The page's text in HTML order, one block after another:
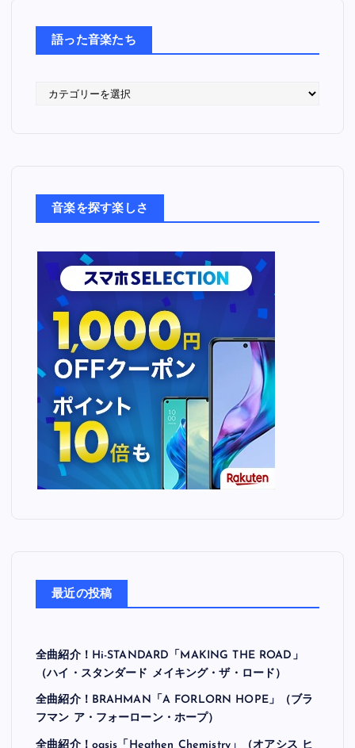
語った音楽たち
音楽を探す楽しさ
最近の投稿
全曲紹介！Hi-STANDARD「MAKING THE ROAD」
（ハイ・スタンダード メイキング・ザ・ロード）
全曲紹介！BRAHMAN「A FORLORN HOPE」（ブラ
フマン ア・フォーローン・ホープ）
全曲紹介！oasis「Heathen Chemistry」（オアシス ヒ